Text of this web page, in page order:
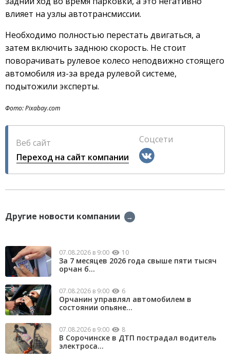
влияет на узлы автотрансмиссии.
Необходимо полностью перестать двигаться, а
затем включить заднюю скорость. Не стоит
поворачивать рулевое колесо неподвижно стоящего
автомобиля из-за вреда рулевой системе,
подытожили эксперты.
Фото: Pixabay.com
Веб сайт
Переход на сайт компании
Соцсети
Другие новости компании →
07.08.2026 в 9:00 10
За 7 месяцев 2026 года свыше пяти тысяч
орчан б...
07.08.2026 в 9:00 6
Орчанин управлял автомобилем в
состоянии опьяне...
07.08.2026 в 9:00 8
В Сорочинске в ДТП пострадал водитель
электроса...